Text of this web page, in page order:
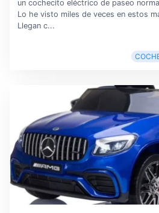
un cochecito eléctrico de paseo
Lo he visto miles de veces en estos
Llegan c...